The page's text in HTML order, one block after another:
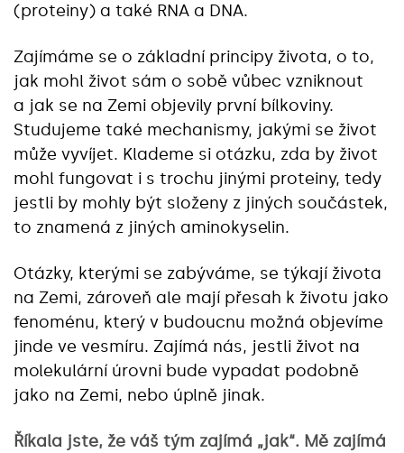
(proteiny) a také RNA a DNA.
Zajímáme se o základní principy života, o to,
jak mohl život sám o sobě vůbec vzniknout
a jak se na Zemi objevily první bílkoviny.
Studujeme také mechanismy, jakými se život
může vyvíjet. Klademe si otázku, zda by život
mohl fungovat i s trochu jinými proteiny, tedy
jestli by mohly být složeny z jiných součástek,
to znamená z jiných aminokyselin.
Otázky, kterými se zabýváme, se týkají života
na Zemi, zároveň ale mají přesah k životu jako
fenoménu, který v budoucnu možná objevíme
jinde ve vesmíru. Zajímá nás, jestli život na
molekulární úrovni bude vypadat podobně
jako na Zemi, nebo úplně jinak.
Říkala jste, že váš tým zajímá „jak“. Mě zajímá